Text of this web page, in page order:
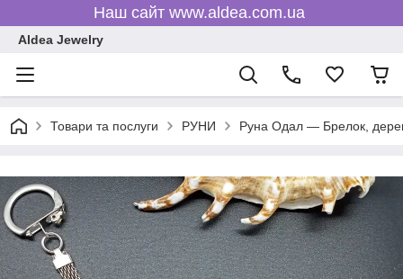
Наш сайт www.aldea.com.ua
Aldea Jewelry
Товари та послуги РУНИ Руна Одал — Брелок,